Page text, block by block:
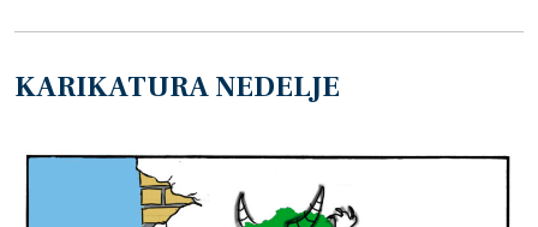
KARIKATURA NEDELJE